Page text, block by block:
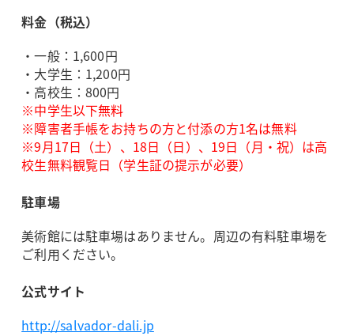
料金（税込）
・一般：1,600円
・大学生：1,200円
・高校生：800円
※中学生以下無料
※障害者手帳をお持ちの方と付添の方1名は無料
※9月17日（土）、18日（日）、19日（月・祝）は高
校生無料観覧日（学生証の提示が必要）
駐車場
美術館には駐車場はありません。周辺の有料駐車場を
ご利用ください。
公式サイト
http://salvador-dali.jp